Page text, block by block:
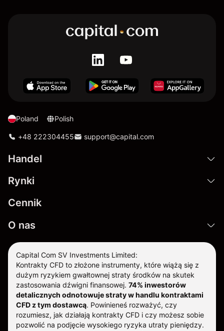
Poland Polish
+48 222304455 support@capital.com
Handel
Rynki
Cennik
O nas
Capital Com SV Investments Limited:
Kontrakty CFD to złożone instrumenty, które wiążą się z
dużym ryzykiem gwałtownej straty środków na skutek
zastosowania dźwigni finansowej. 74% inwestorów
detalicznych odnotowuje straty w handlu kontraktami
CFD z tym dostawcą. Powinieneś rozważyć, czy
rozumiesz, jak działają kontrakty CFD i czy możesz sobie
pozwolić na podjęcie wysokiego ryzyka utraty pieniędzy.